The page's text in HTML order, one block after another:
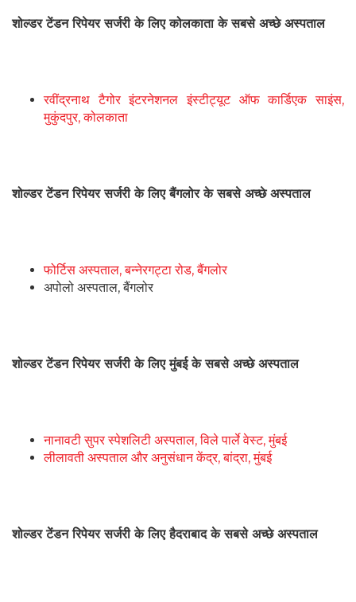
शोल्डर टेंडन रिपेयर सर्जरी के लिए कोलकाता के सबसे अच्छे अस्पताल
रवींद्रनाथ टैगोर इंटरनेशनल इंस्टीट्यूट ऑफ कार्डिएक साइंस,
मुकुंदपुर, कोलकाता
शोल्डर टेंडन रिपेयर सर्जरी के लिए बैंगलोर के सबसे अच्छे अस्पताल
फोर्टिस अस्पताल, बन्नेरगट्टा रोड, बैंगलोर
अपोलो अस्पताल, बैंगलोर
शोल्डर टेंडन रिपेयर सर्जरी के लिए मुंबई के सबसे अच्छे अस्पताल
नानावटी सुपर स्पेशलिटी अस्पताल, विले पार्ले वेस्ट, मुंबई
लीलावती अस्पताल और अनुसंधान केंद्र, बांद्रा, मुंबई
शोल्डर टेंडन रिपेयर सर्जरी के लिए हैदराबाद केसबसे अच्छे अस्पताल